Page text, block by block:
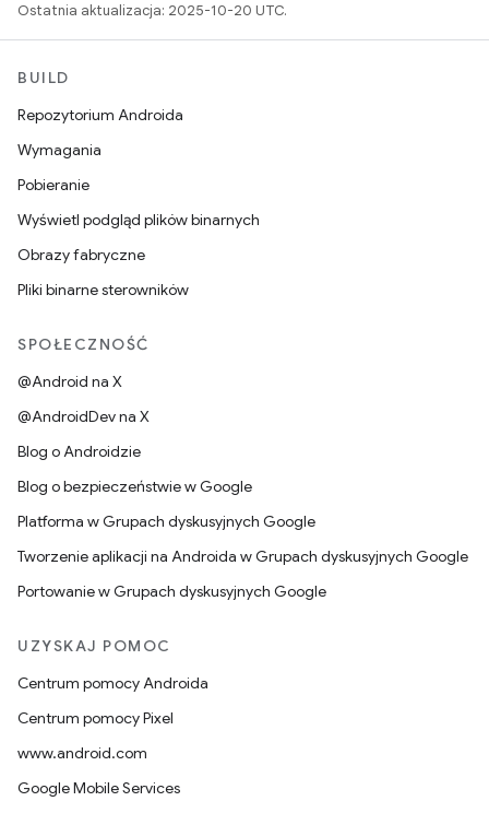
Ostatnia aktualizacja: 2025-10-20 UTC.
BUILD
Repozytorium Androida
Wymagania
Pobieranie
Wyświetl podgląd plików binarnych
Obrazy fabryczne
Pliki binarne sterowników
SPOŁECZNOŚĆ
@Android na X
@AndroidDev na X
Blog o Androidzie
Blog o bezpieczeństwie w Google
Platforma w Grupach dyskusyjnych Google
Tworzenie aplikacji na Androida w Grupach dyskusyjnych Google
Portowanie w Grupach dyskusyjnych Google
UZYSKAJ POMOC
Centrum pomocy Androida
Centrum pomocy Pixel
www.android.com
Google Mobile Services